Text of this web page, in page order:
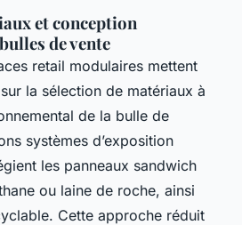
et conception
de vente
retail modulaires mettent
la sélection de matériaux à
de la bulle de
systèmes d’exposition
les panneaux sandwich
ou laine de roche, ainsi
Cette approche réduit